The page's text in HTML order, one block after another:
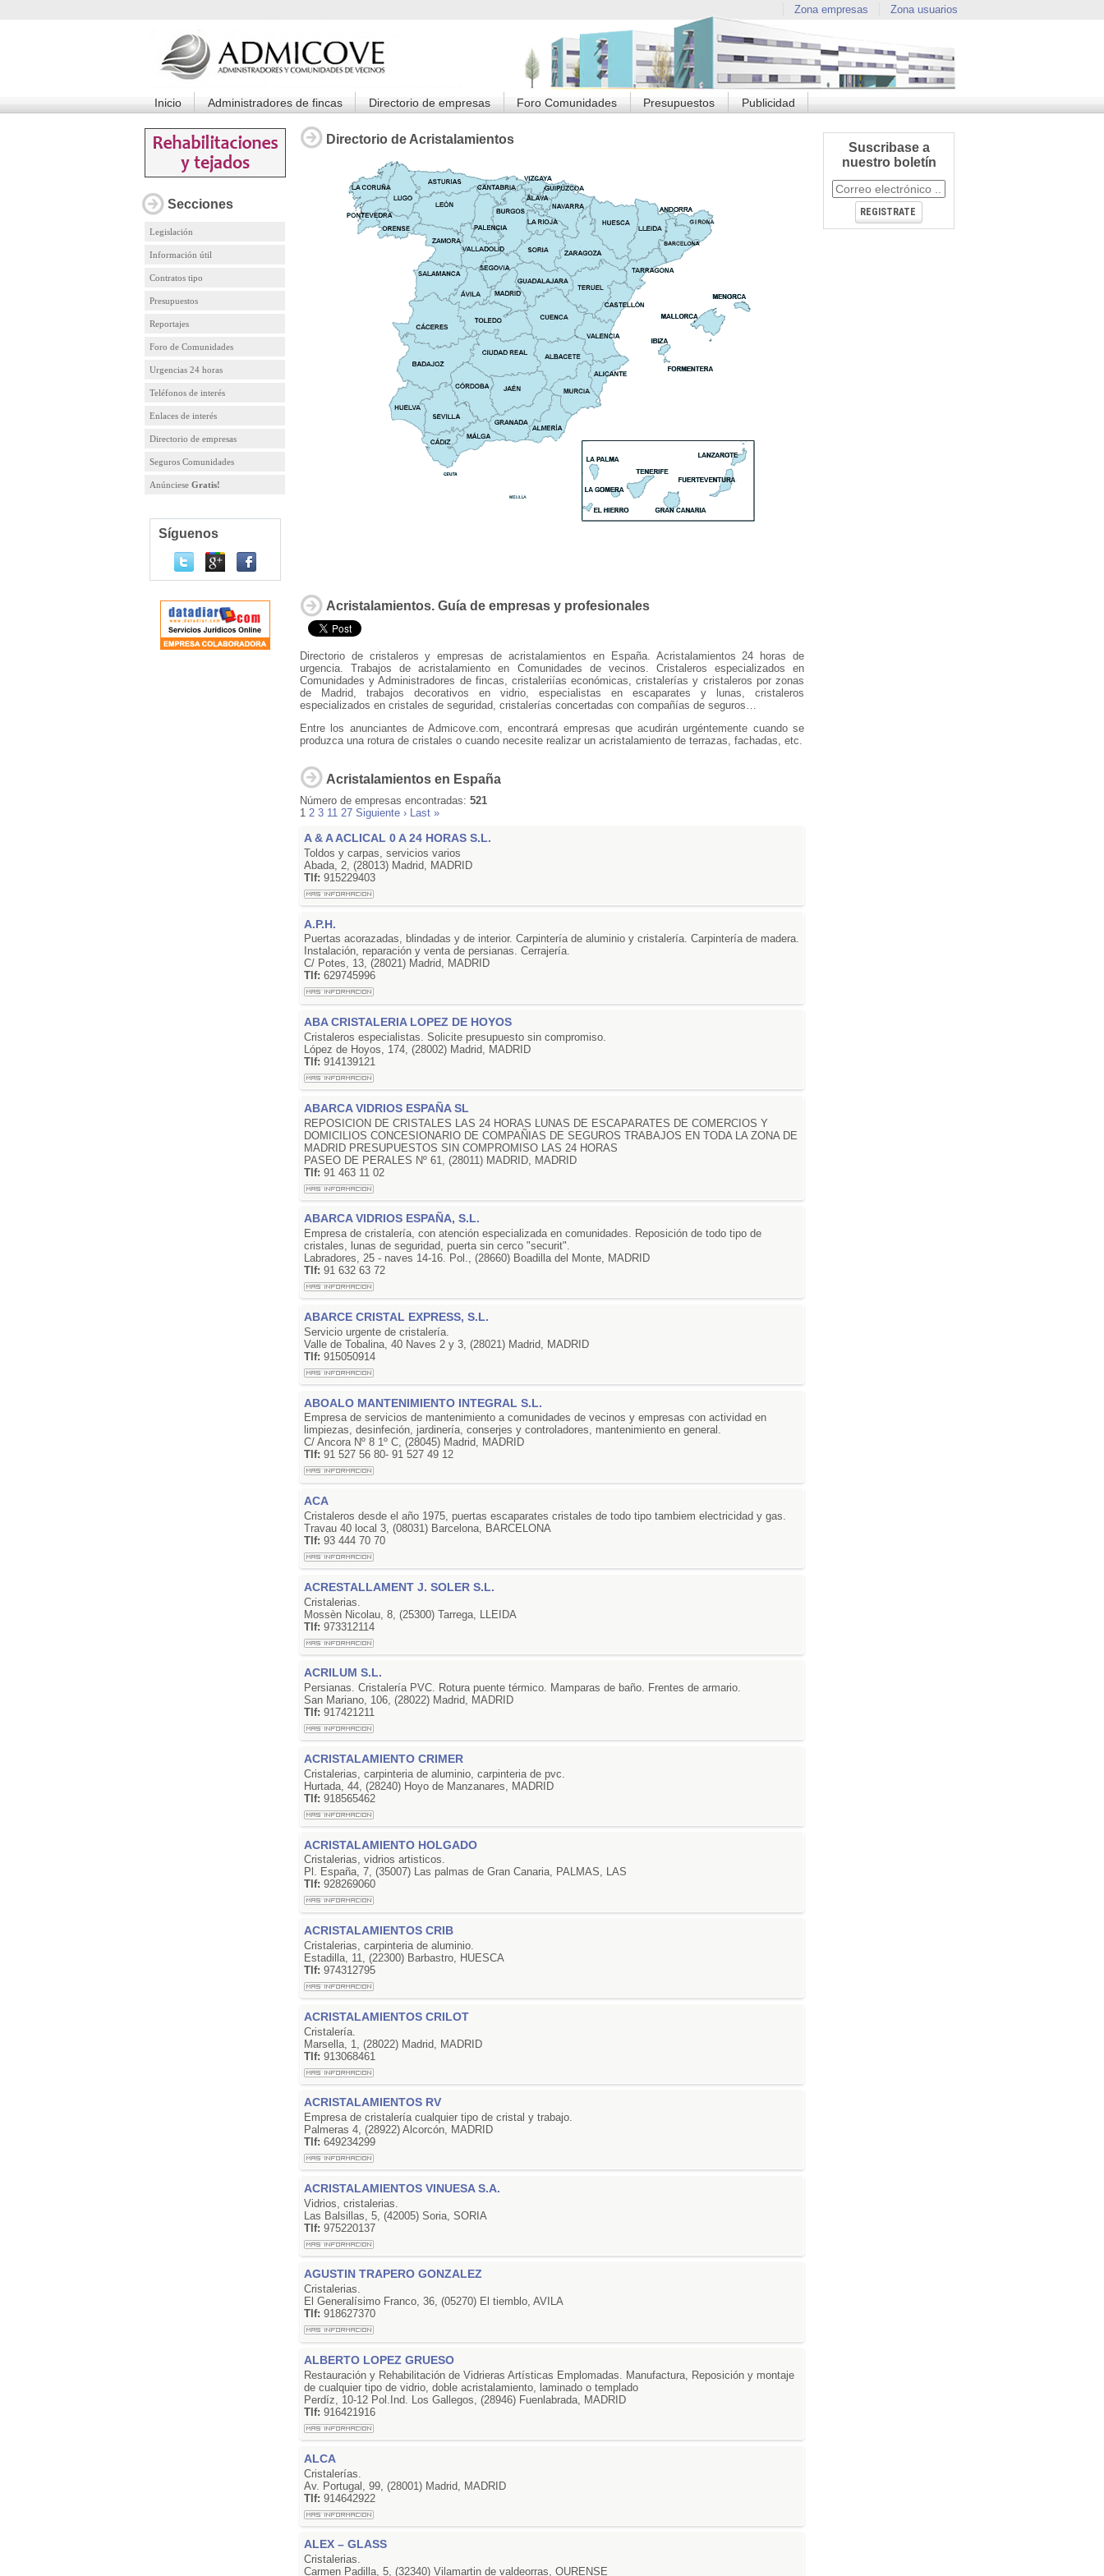
Zona usuarios
Zona empresas
Inicio Administradores de fincas Directorio de empresas Foro Comunidades Presupuestos Publicidad
Secciones
Legislación
Información útil
Contratos tipo
Presupuestos
Reportajes
Foro de Comunidades
Urgencias 24 horas
Teléfonos de interés
Enlaces de interés
Directorio de empresas
Seguros Comunidades
Anúnciese Gratis!
Síguenos
Directorio de Acristalamientos
Acristalamientos. Guía de empresas y profesionales
Directorio de cristaleros y empresas de acristalamientos en España. Acristalamientos 24 horas de
urgencia. Trabajos de acristalamiento en Comunidades de vecinos. Cristaleros especializados en
Comunidades y Administradores de fincas, cristaleriías económicas, cristalerías y cristaleros por zonas
de Madrid, trabajos decorativos en vidrio, especialistas en escaparates y lunas, cristaleros
especializados en cristales de seguridad, cristalerías concertadas con compañías de seguros…
Entre los anunciantes de Admicove.com, encontrará empresas que acudirán urgéntemente cuando se
produzca una rotura de cristales o cuando necesite realizar un acristalamiento de terrazas, fachadas, etc.
Acristalamientos en España
Número de empresas encontradas: 521
1 2 3 11 27 Siguiente › Last »
A & A ACLICAL 0 A 24 HORAS S.L.
Toldos y carpas, servicios varios
Abada, 2, (28013) Madrid, MADRID
Tlf:915229403
A.P.H.
Puertas acorazadas, blindadas y de interior. Carpintería de aluminio y cristalería. Carpintería de madera.
Instalación, reparación y venta de persianas. Cerrajería.
C/ Potes, 13, (28021) Madrid, MADRID
Tlf:629745996
ABA CRISTALERIA LOPEZ DE HOYOS
Cristaleros especialistas. Solicite presupuesto sin compromiso.
López de Hoyos, 174, (28002) Madrid, MADRID
Tlf:914139121
ABARCA VIDRIOS ESPAÑA SL
REPOSICION DE CRISTALES LAS 24 HORAS LUNAS DE ESCAPARATES DE COMERCIOS Y
DOMICILIOS CONCESIONARIO DE COMPAÑIAS DE SEGUROS TRABAJOS EN TODA LA ZONA DE
MADRID PRESUPUESTOS SIN COMPROMISO LAS 24 HORAS
PASEO DE PERALES Nº 61, (28011) MADRID, MADRID
Tlf:91 463 11 02
ABARCA VIDRIOS ESPAÑA, S.L.
Empresa de cristalería, con atención especializada en comunidades. Reposición de todo tipo de
cristales, lunas de seguridad, puerta sin cerco "securit".
Labradores, 25 - naves 14-16. Pol., (28660) Boadilla del Monte, MADRID
Tlf:91 632 63 72
ABARCE CRISTAL EXPRESS, S.L.
Servicio urgente de cristalería.
Valle de Tobalina, 40 Naves 2 y 3, (28021) Madrid, MADRID
Tlf:915050914
ABOALO MANTENIMIENTO INTEGRAL S.L.
Empresa de servicios de mantenimiento a comunidades de vecinos y empresas con actividad en
limpiezas, desinfeción, jardinería, conserjes y controladores, mantenimiento en general.
C/ Ancora Nº 8 1º C, (28045) Madrid, MADRID
Tlf:91 527 56 80- 91 527 49 12
ACA
Cristaleros desde el año 1975, puertas escaparates cristales de todo tipo tambiem electricidad y gas.
Travau 40 local 3, (08031) Barcelona, BARCELONA
Tlf:93 444 70 70
ACRESTALLAMENT J. SOLER S.L.
Cristalerias.
Mossèn Nicolau, 8, (25300) Tarrega, LLEIDA
Tlf:973312114
ACRILUM S.L.
Persianas. Cristalería PVC. Rotura puente térmico. Mamparas de baño. Frentes de armario.
San Mariano, 106, (28022) Madrid, MADRID
Tlf:917421211
ACRISTALAMIENTO CRIMER
Cristalerias, carpinteria de aluminio, carpinteria de pvc.
Hurtada, 44, (28240) Hoyo de Manzanares, MADRID
Tlf:918565462
ACRISTALAMIENTO HOLGADO
Cristalerias, vidrios artisticos.
Pl. España, 7, (35007) Las palmas de Gran Canaria, PALMAS, LAS
Tlf:928269060
ACRISTALAMIENTOS CRIB
Cristalerias, carpinteria de aluminio.
Estadilla, 11, (22300) Barbastro, HUESCA
Tlf:974312795
ACRISTALAMIENTOS CRILOT
Cristalería.
Marsella, 1, (28022) Madrid, MADRID
Tlf:913068461
ACRISTALAMIENTOS RV
Empresa de cristalería cualquier tipo de cristal y trabajo.
Palmeras 4, (28922) Alcorcón, MADRID
Tlf:649234299
ACRISTALAMIENTOS VINUESA S.A.
Vidrios, cristalerias.
Las Balsillas, 5, (42005) Soria, SORIA
Tlf:975220137
AGUSTIN TRAPERO GONZALEZ
Cristalerias.
El Generalísimo Franco, 36, (05270) El tiemblo, AVILA
Tlf:918627370
ALBERTO LOPEZ GRUESO
Restauración y Rehabilitación de Vidrieras Artísticas Emplomadas. Manufactura, Reposición y montaje
de cualquier tipo de vidrio, doble acristalamiento, laminado o templado
Perdíz, 10-12 Pol.Ind. Los Gallegos, (28946) Fuenlabrada, MADRID
Tlf:916421916
ALCA
Cristalerías.
Av. Portugal, 99, (28001) Madrid, MADRID
Tlf:914642922
ALEX – GLASS
Cristalerias.
Carmen Padilla, 5, (32340) Vilamartin de valdeorras, OURENSE
Suscribase a
nuestro boletín
REGISTRATE